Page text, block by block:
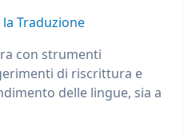
Traduzione
con strumenti
di riscrittura e
delle lingue, sia a